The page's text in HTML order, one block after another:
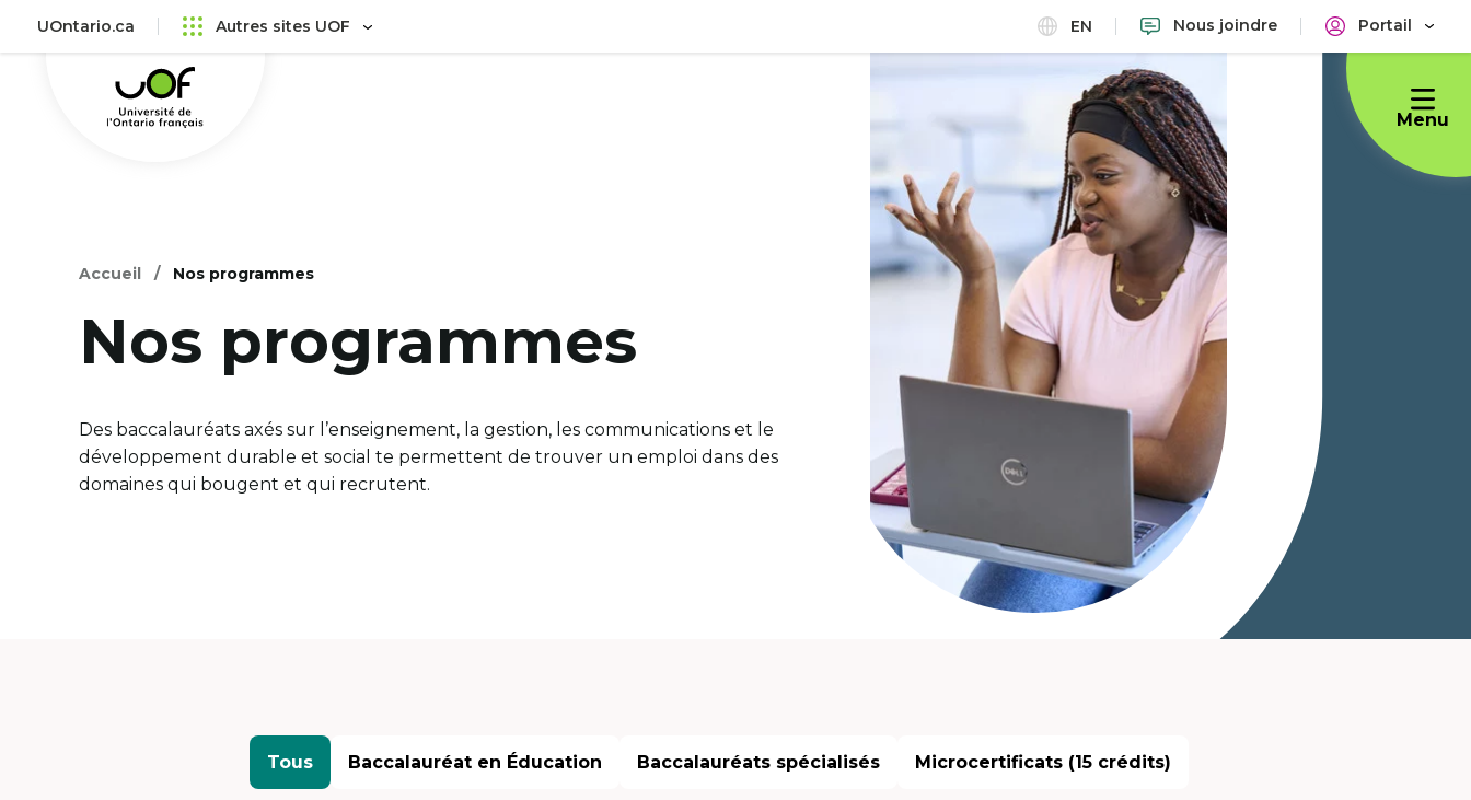
UOntario.ca Autres sites UOF EN Nous joindre Portail
Université
de
l'Ontario
Menu
Accueil Nos programmes
Nos programmes
Des baccalauréats axés sur l’enseignement, la gestion, les communications et le
développement durable et social te permettent de trouver un emploi dans des
domaines qui bougent et qui recrutent.
Tous Baccalauréat en Éducation Baccalauréats spécialisés Microcertificats (15 crédits)